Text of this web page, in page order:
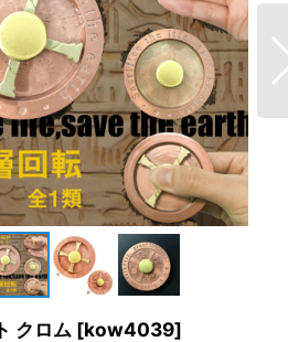
クロム [kow4039]